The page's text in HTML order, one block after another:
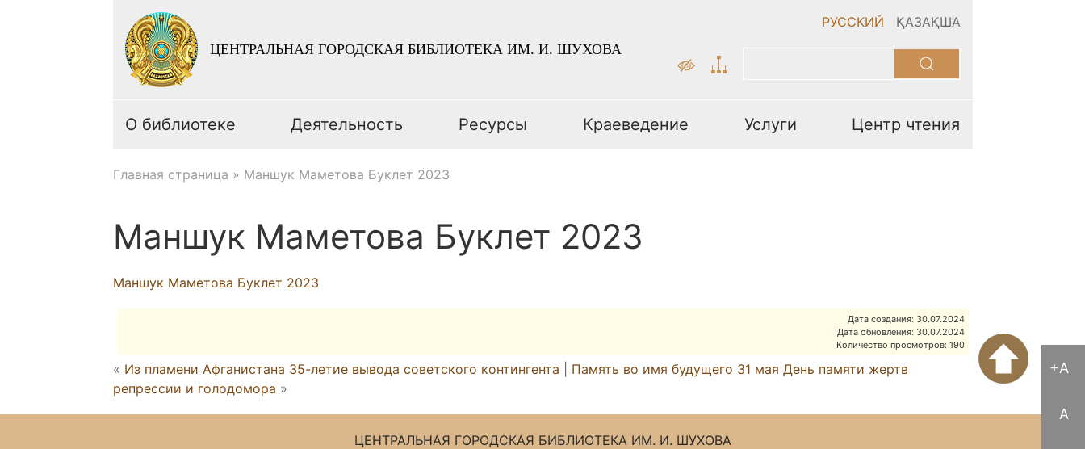
+A
A
ЦЕНТРАЛЬНАЯ ГОРОДСКАЯ БИБЛИОТЕКА ИМ. И. ШУХОВА
РУССКИЙ ҚАЗАҚША
О библиотеке Деятельность Ресурсы Краеведение Услуги Центр чтения
Главная страница » Маншук Маметова Буклет 2023
Маншук Маметова Буклет 2023
Маншук Маметова Буклет 2023
Дата создания: 30.07.2024
Дата обновления: 30.07.2024
Количество просмотров: 190
« Из пламени Афганистана 35-летие вывода советского контингента
Память во имя будущего 31 мая День памяти жертв
репрессии и голодомора »
ЦЕНТРАЛЬНАЯ ГОРОДСКАЯ БИБЛИОТЕКА ИМ. И. ШУХОВА